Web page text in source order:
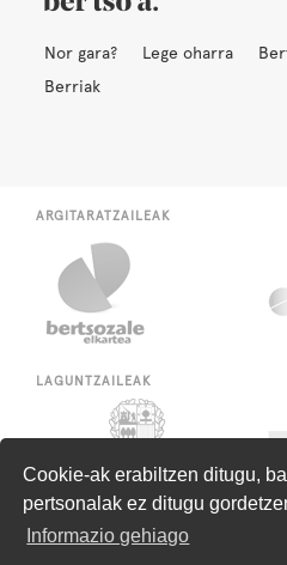
Cookie-ak erabiltzen ditugu,
pertsonalak ez ditugu
Informazio gehiago
Nor gara? Lege oharra
Berriak
ARGITARATZAILEAK
LAGUNTZAILEAK